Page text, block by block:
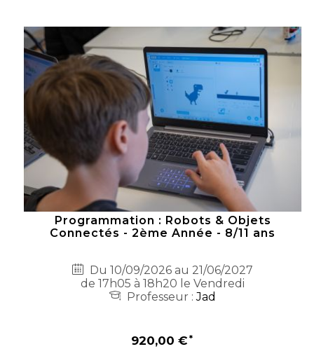
Programmation : Robots & Objets
Connectés - 2ème Année - 8/11 ans
Du 10/09/2026 au 21/06/2027
de 17h05 à 18h20 le Vendredi
Professeur :Jad
920,00 €